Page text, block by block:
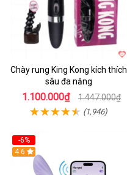
Chày rung King Kong kích thích
sâu đa năng
1.100.000₫ 1.447.000₫
(1,946)
-6%
4.6